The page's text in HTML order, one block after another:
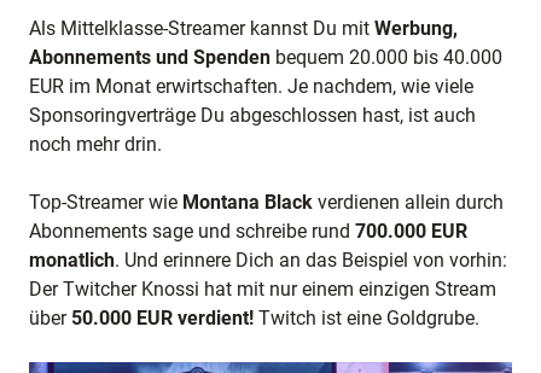
Als Mittelklasse-Streamer kannst Du mit Werbung,
Abonnements und Spenden bequem 20.000 bis 40.000
EUR im Monat erwirtschaften. Je nachdem, wie viele
Sponsoringverträge Du abgeschlossen hast, ist auch
noch mehr drin.
Top-Streamer wie Montana Black verdienen allein durch
Abonnements sage und schreibe rund 700.000 EUR
monatlich. Und erinnere Dich an das Beispiel von vorhin:
Der Twitcher Knossi hat mit nur einem einzigen Stream
über 50.000 EUR verdient! Twitch ist eine Goldgrube.